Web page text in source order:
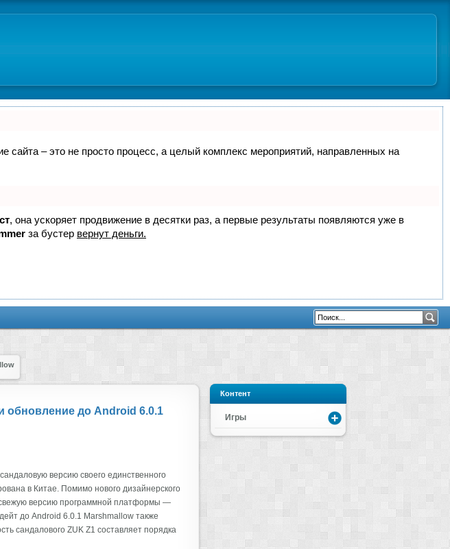
сайта – это не просто процесс, а целый комплекс мероприятий, направленных на
, она ускоряет продвижение в десятки раз, а первые результаты появляются уже в
за бустер вернут деньги.
обновление до Android 6.0.1
версию своего единственного
в Китае. Помимо нового дизайнерского
версию программной платформы —
до Android 6.0.1 Marshmallow также
сандалового ZUK Z1 составляет порядка
Контент
Игры